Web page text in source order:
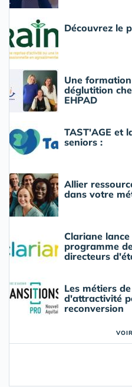
Découvrez le
Une
déglutition
EHPAD
TAST'AGE et
seniors :
Allier
dans votre
Clariane
programme
directeurs
Les métiers
d'attractivité
reconversion